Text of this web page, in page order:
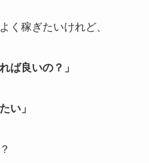
く稼ぎたいけれど、
ば良いの？」
い」